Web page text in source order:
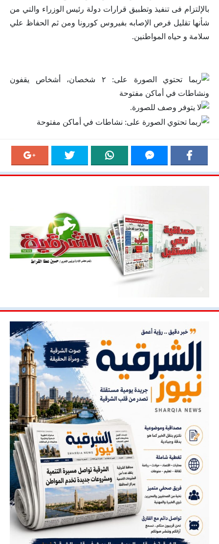
بالإلتزام فى تنفيذ وتطبيق قرارات دولة رئيس الوزراء والتي من
شأنها تقليل فرص الإصابه بفيروس كورونا ومن ثم الحفاظ علي
سلامة و حياه المواطنين.